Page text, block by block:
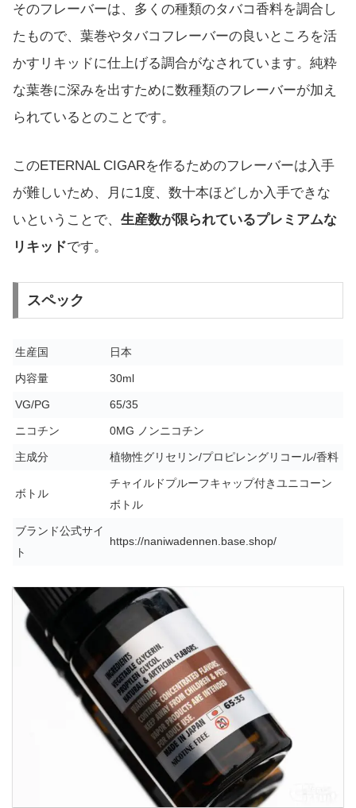
そのフレーバーは、多くの種類のタバコ香料を調合し
たもので、葉巻やタバコフレーバーの良いところを活
かすリキッドに仕上げる調合がなされています。純粋
な葉巻に深みを出すために数種類のフレーバーが加え
られているとのことです。
このETERNAL CIGARを作るためのフレーバーは入手
が難しいため、月に1度、数十本ほどしか入手できな
いということで、 生産数が限られているプレミアムな
リキッドです。
スペック
生産国 日本
内容量 30ml
VG/PG 65/35
ニコチン 0MG ノンニコチン
主成分 植物性グリセリン/プロピレングリコール/香料
ボトル
チャイルドプルーフキャップ付きユニコーン
ボトル
ブランド公式サイ
ト
https://naniwadennen.base.shop/